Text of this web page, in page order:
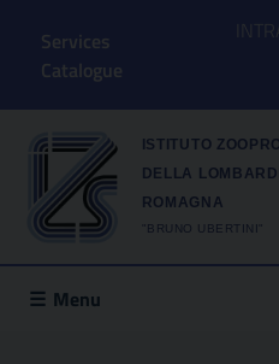
Services
Catalogue
ISTITUTO
DELLA
ROMAGNA
"BRUNO UBERTINI"
Menu